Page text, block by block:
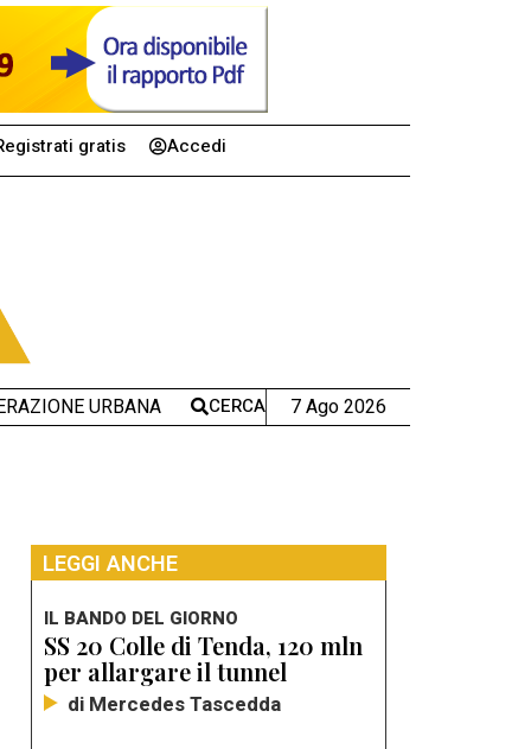
gratis Accedi
URBANA CERCA 7 Ago 2026
LEGGI ANCHE
IL BANDO DEL GIORNO
SS 20 Colle di Tenda, 120 mln
per allargare il tunnel
di Mercedes Tascedda